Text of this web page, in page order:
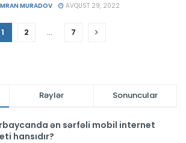
MURADOV AVQUST 29, 2022
1 2 … 7
Rəylər Sonuncular
ən sərfəli mobil internet
hansıdır?